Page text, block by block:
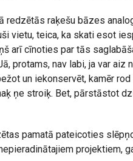
redzētās raķešu bāzes
vietu, teica, ka skati esot
arī cīnoties par tās
protams, nav labi, ja var
un iekonservēt, kamēr
ņe stroiķ. Bet, pārstāstot
pamatā pateicoties
projektiem,